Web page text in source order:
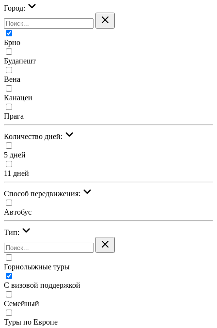
Город:
Брно
Будапешт
Вена
Канацеи
Прага
Количество дней:
5 дней
11 дней
Cпособ передвижения:
Автобус
Тип:
Горнолыжные туры
С визовой поддержкой
Семейный
Туры по Европе